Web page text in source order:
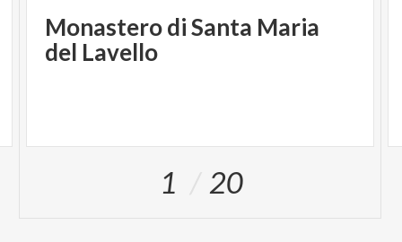
Monastero di Santa Maria
del Lavello
1 20